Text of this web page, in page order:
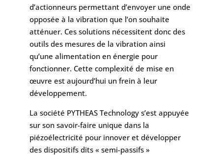
d’actionneurs permettant d’envoyer une onde
opposée à la vibration que l’on souhaite
atténuer. Ces solutions nécessitent donc des
outils des mesures de la vibration ainsi
qu’une alimentation en énergie pour
fonctionner. Cette complexité de mise en
œuvre est aujourd’hui un frein à leur
développement.
La société PYTHEAS Technology s’est appuyée
sur son savoir-faire unique dans la
piézoélectricité pour innover et développer
des dispositifs dits « semi-passifs »